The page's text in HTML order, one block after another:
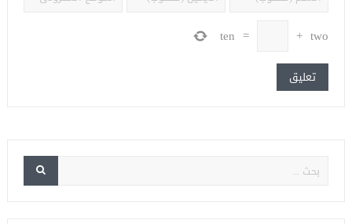
two
+
=
ten